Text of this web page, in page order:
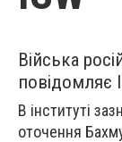
Війська
повідомляє
В інституті
оточення